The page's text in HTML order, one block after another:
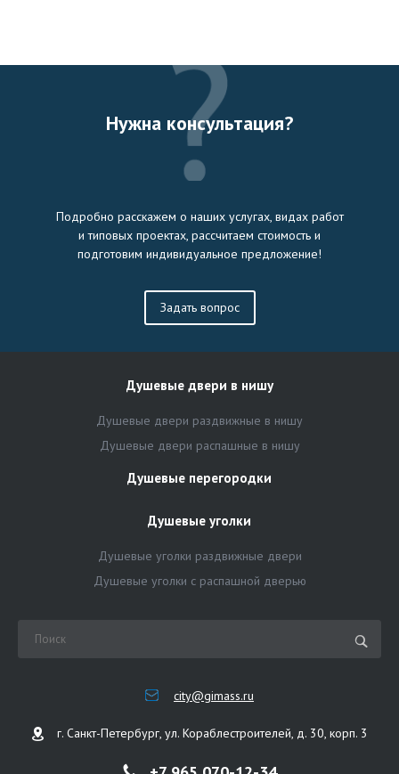
Нужна консультация?
Подробно расскажем о наших услугах, видах работ
и типовых проектах, рассчитаем стоимость и
подготовим индивидуальное предложение!
Задать вопрос
Душевые двери в нишу
Душевые двери раздвижные в нишу
Душевые двери распашные в нишу
Душевые перегородки
Душевые уголки
Душевые уголки раздвижные двери
Душевые уголки с распашной дверью
city@gimass.ru
г. Санкт-Петербург, ул. Кораблестроителей, д. 30, корп. 3